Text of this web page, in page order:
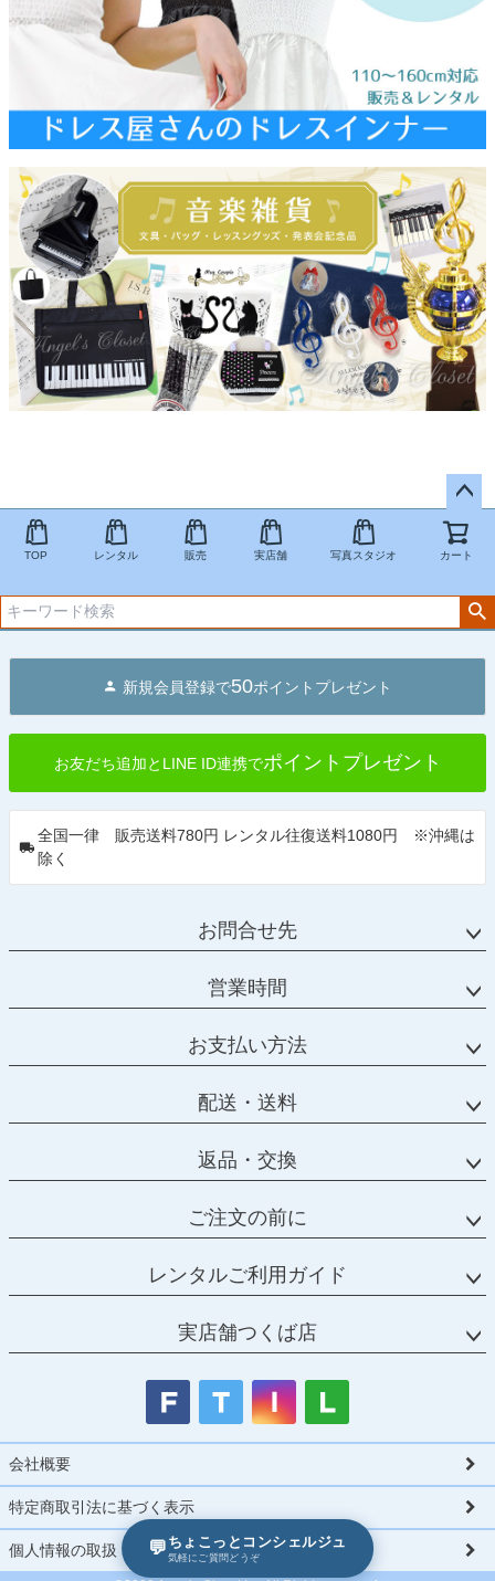
💬 ちょこっとコンシェルジュ
気軽にご質問どうぞ
ペー
ジト
TOP レンタル 販売 実店舗 写真スタジオ カート
新規会員登録で50ポイントプレゼント
お友だち追加とLINE ID連携でポイントプレゼント
全国一律 販売送料780円 レンタル往復送料1080円 ※沖縄は
除く
お問合せ先
営業時間
お支払い方法
配送・送料
返品・交換
ご注文の前に
レンタルご利用ガイド
実店舗つくば店
会社概要
特定商取引法に基づく表示
個人情報の取扱